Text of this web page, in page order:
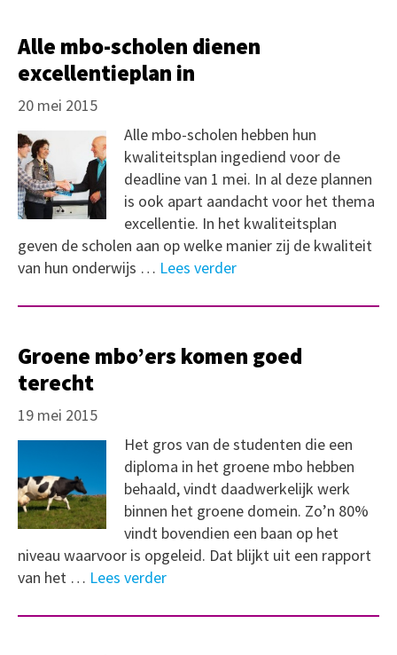
Alle mbo-scholen dienen
excellentieplan in
20 mei 2015
Alle mbo-scholen hebben hun
kwaliteitsplan ingediend voor de
deadline van 1 mei. In al deze plannen
is ook apart aandacht voor het thema
excellentie. In het kwaliteitsplan
geven de scholen aan op welke manier zij de kwaliteit
van hun onderwijs … Lees verder
Groene mbo’ers komen goed
terecht
19 mei 2015
Het gros van de studenten die een
diploma in het groene mbo hebben
behaald, vindt daadwerkelijk werk
binnen het groene domein. Zo’n 80%
vindt bovendien een baan op het
niveau waarvoor is opgeleid. Dat blijkt uit een rapport
van het … Lees verder